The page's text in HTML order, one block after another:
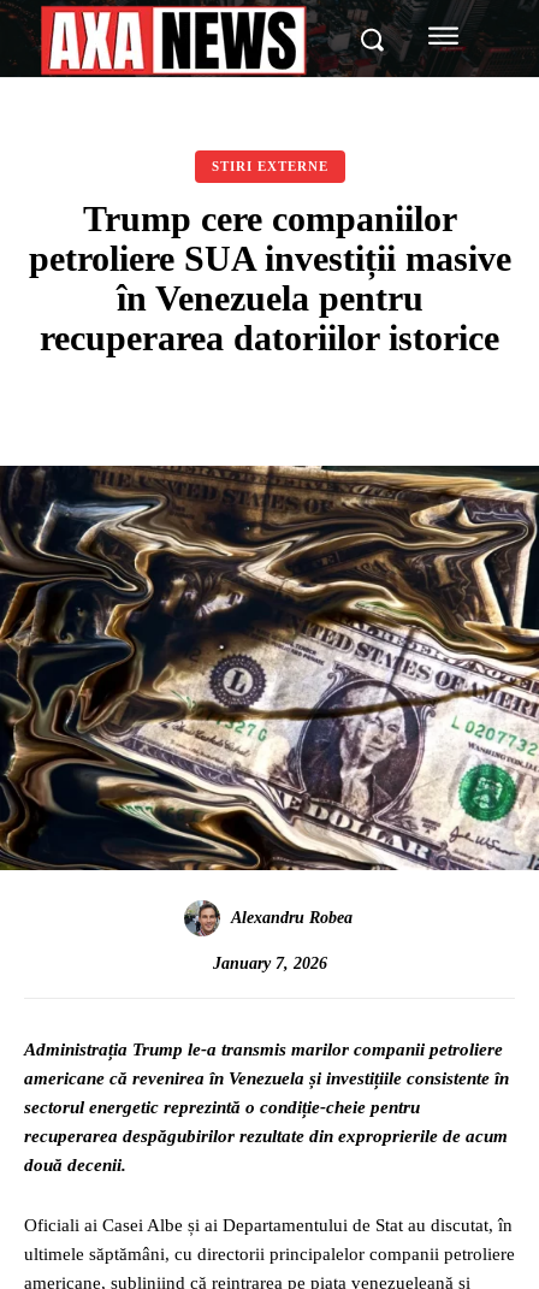
STIRI EXTERNE
Trump cere companiilor
petroliere SUA investiții masive
în Venezuela pentru
recuperarea datoriilor istorice
Alexandru Robea
January 7, 2026
Administrația Trump le-a transmis marilor companii petroliere
americane că revenirea în Venezuela și investițiile consistente în
sectorul energetic reprezintă o condiție-cheie pentru
recuperarea despăgubirilor rezultate din exproprierile de acum
două decenii.
Oficiali ai Casei Albe și ai Departamentului de Stat au discutat, în
ultimele săptămâni, cu directorii principalelor companii petroliere
americane, subliniind că reintrarea pe piața venezueleană și